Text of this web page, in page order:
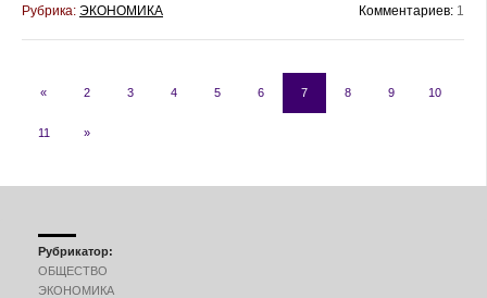
Рубрика: ЭКОНОМИКА Комментариев: 1
« 2 3 4 5 6 7 8 9 10
11 »
Рубрикатор:
ОБЩЕСТВО
ЭКОНОМИКА